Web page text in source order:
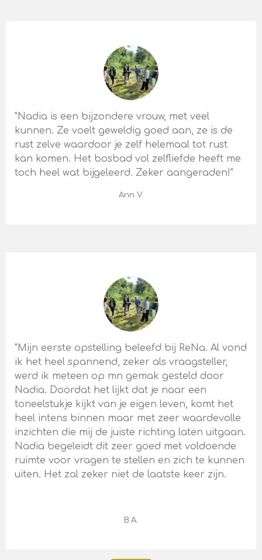
"Nadia is een bijzondere vrouw, met veel
kunnen. Ze voelt geweldig goed aan, ze is de
rust zelve waardoor je zelf helemaal tot rust
kan komen. Het bosbad vol zelfliefde heeft me
toch heel wat bijgeleerd. Zeker aangeraden!"
Ann V.
"Mijn eerste opstelling beleefd bij ReNa. Al vond
ik het heel spannend, zeker als vraagsteller,
werd ik meteen op mn gemak gesteld door
Nadia. Doordat het lijkt dat je naar een
toneelstukje kijkt van je eigen leven, komt het
heel intens binnen maar met zeer waardevolle
inzichten die mij de juiste richting laten uitgaan.
Nadia begeleidt dit zeer goed met voldoende
ruimte voor vragen te stellen en zich te kunnen
uiten. Het zal zeker niet de laatste keer zijn.
B.A.